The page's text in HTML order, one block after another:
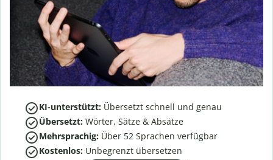
KI-unterstützt: Übersetzt schnell und genau
Übersetzt: Wörter, Sätze & Absätze
Mehrsprachig: Über 52 Sprachen verfügbar
Kostenlos: Unbegrenzt übersetzen